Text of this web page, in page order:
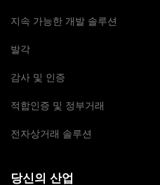
지속 가능한 개발 솔루션
발각
감사 및 인증
적합인증 및 정부거래
전자상거래 솔루션
당신의 산업